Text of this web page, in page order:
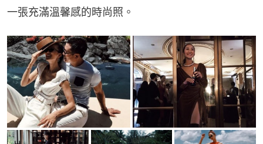
一張充滿溫馨感的時尚照。